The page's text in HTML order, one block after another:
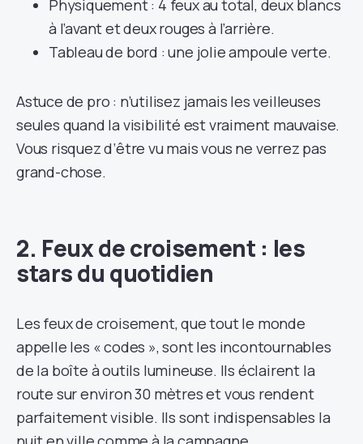
Physiquement : 4 feux au total, deux blancs
à l’avant et deux rouges à l’arrière.
Tableau de bord : une jolie ampoule verte.
Astuce de pro : n’utilisez jamais les veilleuses
seules quand la visibilité est vraiment mauvaise.
Vous risquez d’être vu mais vous ne verrez pas
grand-chose.
2. Feux de croisement : les
stars du quotidien
Les feux de croisement, que tout le monde
appelle les « codes », sont les incontournables
de la boîte à outils lumineuse. Ils éclairent la
route sur environ 30 mètres et vous rendent
parfaitement visible. Ils sont indispensables la